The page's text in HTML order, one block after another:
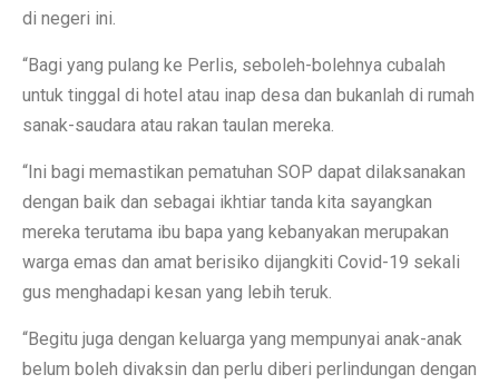
di negeri ini.
“Bagi yang pulang ke Perlis, seboleh-bolehnya cubalah
untuk tinggal di hotel atau inap desa dan bukanlah di rumah
sanak-saudara atau rakan taulan mereka.
“Ini bagi memastikan pematuhan SOP dapat dilaksanakan
dengan baik dan sebagai ikhtiar tanda kita sayangkan
mereka terutama ibu bapa yang kebanyakan merupakan
warga emas dan amat berisiko dijangkiti Covid-19 sekali
gus menghadapi kesan yang lebih teruk.
“Begitu juga dengan keluarga yang mempunyai anak-anak
belum boleh divaksin dan perlu diberi perlindungan dengan